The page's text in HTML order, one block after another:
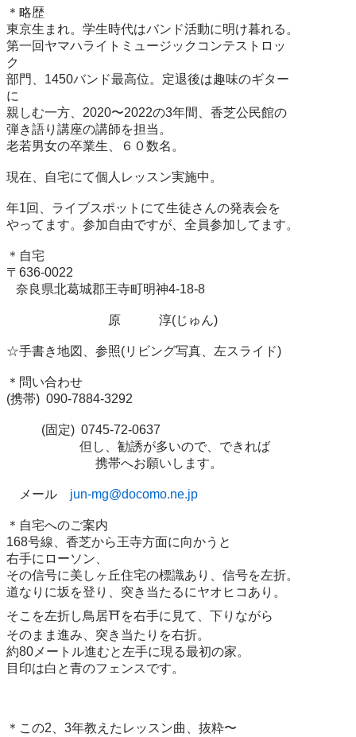
＊略歴
東京生まれ。学生時代はバンド活動に明け暮れる。
第一回ヤマハライトミュージックコンテストロッ
ク
部門、1450バンド最高位。定退後は趣味のギター
に
親しむ一方、2020〜2022の3年間、香芝公民館の
弾き語り講座の講師を担当。
老若男女の卒業生、６０数名。
現在、自宅にて個人レッスン実施中。
年1回、ライブスポットにて生徒さんの発表会を
やってます。参加自由ですが、全員参加してます。
＊自宅
〒636-0022
原　　　淳(じゅん)
☆手書き地図、参照(リビング写真、左スライド)
＊問い合わせ
(携帯)  090-7884-3292
携帯へお願いします。
メール jun-mg@docomo.ne.jp
＊自宅へのご案内
168号線、香芝から王寺方面に向かうと
右手にローソン、
その信号に美しヶ丘住宅の標識あり、信号を左折。
道なりに坂を登り、突き当たるにヤオヒコあり。
そこを左折し鳥居⛩️を右手に見て、下りながら
そのまま進み、突き当たりを右折。
約80メートル進むと左手に現る最初の家。
目印は白と青のフェンスです。
＊この2、3年教えたレッスン曲、抜粋〜